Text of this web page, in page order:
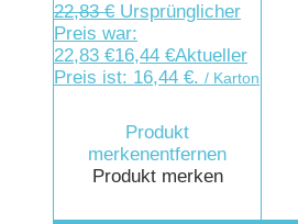
22,83€ Ursprünglicher
Preis war:
22,83 €16,44 €Aktueller
Preis ist: 16,44 €. / Karton
Produkt
merkenentfernen
Produkt merken